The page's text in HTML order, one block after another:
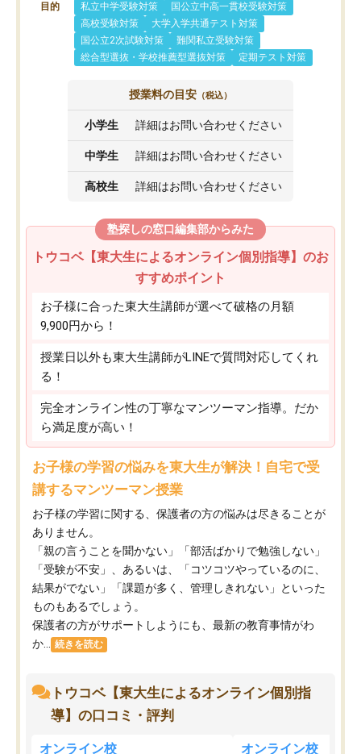
目的 私立中学受験対策
国公立中高一貫校受験対策
高校受験対策
大学入学共通テスト対策
国公立2次試験対策
難関私立受験対策
総合型選抜・学校推薦型選抜対策
定期テスト対策
授業料の目安 （税込）
小学生 詳細はお問い合わせください
中学生 詳細はお問い合わせください
高校生 詳細はお問い合わせください
塾探しの窓口編集部からみた
トウコベ【東大生によるオンライン個別指導】のお
すすめポイント
お子様に合った東大生講師が選べて破格の月額
9,900円から！
授業日以外も東大生講師がLINEで質問対応してくれ
る！
完全オンライン性の丁寧なマンツーマン指導。だか
ら満足度が高い！
お子様の学習の悩みを東大生が解決！自宅で受
講するマンツーマン授業
お子様の学習に関する、保護者の方の悩みは尽きることが
ありません。
「親の言うことを聞かない」「部活ばかりで勉強しない」
「受験が不安」、あるいは、「コツコツやっているのに、
結果がでない」「課題が多く、管理しきれない」といった
ものもあるでしょう。
保護者の方がサポートしようにも、最新の教育事情がわ
か...
続きを読む
トウコベ【東大生によるオンライン個別指
導】の口コミ・評判
オンライン校 オンライン校